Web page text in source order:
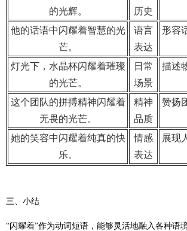
的光辉。
历史
他的话语中闪耀着智慧的光
芒。
语言
表达
形容
灯光下，水晶杯闪耀着璀璨
的光芒。
日常
场景
描述
这个团队的拼搏精神闪耀着
无畏的光芒。
精神
品质
赞扬
她的笑容中闪耀着纯真的快
乐。
情感
表达
展现
三、小结
“闪耀着”作为动词短语，能够灵活地融入各种语